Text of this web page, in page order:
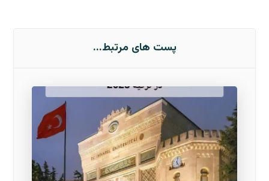
پست های مرتبط...